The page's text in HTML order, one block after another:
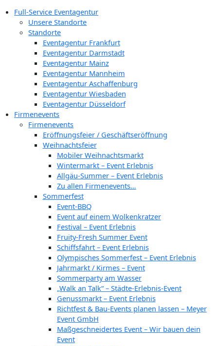
Full-Service Eventagentur
Unsere Standorte
Standorte
Eventagentur Frankfurt
Eventagentur Darmstadt
Eventagentur Mainz
Eventagentur Mannheim
Eventagentur Aschaffenburg
Eventagentur Wiesbaden
Eventagentur Düsseldorf
Firmenevents
Firmenevents
Eröffnungsfeier / Geschäftseröffnung
Weihnachtsfeier
Mobiler Weihnachtsmarkt
Wintermarkt – Event Erlebnis
Allgäu-Summer – Event Erlebnis
Zu allen Firmenevents…
Sommerfest
Event-BBQ
Event auf einem Wolkenkratzer
Festival – Event Erlebnis
Fruity-Fresh Summer Event
Schiffsfahrt – Event Erlebnis
Olympisches Sommerfest – Event Erlebnis
Jahrmarkt / Kirmes – Event
Sommerparty am Wasser
„Walk an Talk“ – Städte-Erlebnis-Event
Genussmarkt – Event Erlebnis
Richtfest & Bau-Events planen lassen – Meyer
Event GmbH
Maßgeschneidertes Event – Wir bauen dein
Event